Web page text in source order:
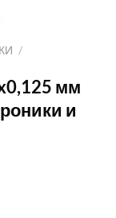
/
мм
и